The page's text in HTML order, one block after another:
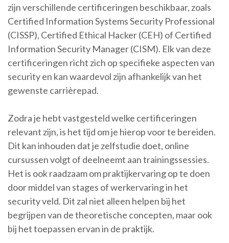
zijn verschillende certificeringen beschikbaar, zoals
Certified Information Systems Security Professional
(CISSP), Certified Ethical Hacker (CEH) of Certified
Information Security Manager (CISM). Elk van deze
certificeringen richt zich op specifieke aspecten van
security en kan waardevol zijn afhankelijk van het
gewenste carrièrepad.
Zodra je hebt vastgesteld welke certificeringen
relevant zijn, is het tijd om je hierop voor te bereiden.
Dit kan inhouden dat je zelfstudie doet, online
cursussen volgt of deelneemt aan trainingssessies.
Het is ook raadzaam om praktijkervaring op te doen
door middel van stages of werkervaring in het
security veld. Dit zal niet alleen helpen bij het
begrijpen van de theoretische concepten, maar ook
bij het toepassen ervan in de praktijk.